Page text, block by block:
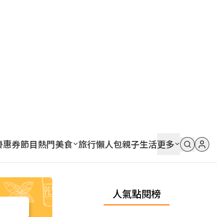
惠券節目熱門美食 旅行懶人包親子生活更多
人氣點閱榜